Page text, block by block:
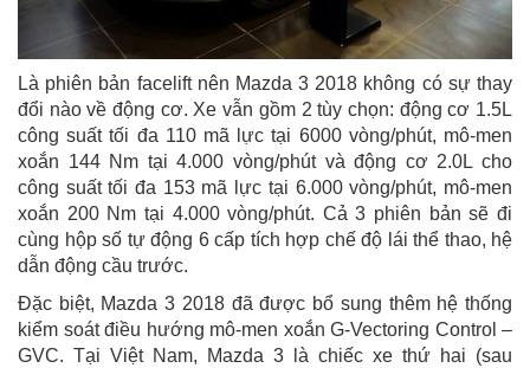
Là phiên bản facelift nên Mazda 3 2018 không có sự thay
đổi nào về động cơ. Xe vẫn gồm 2 tùy chọn: động cơ 1.5L
công suất tối đa 110 mã lực tại 6000 vòng/phút, mô-men
xoắn 144 Nm tại 4.000 vòng/phút và động cơ 2.0L cho
công suất tối đa 153 mã lực tại 6.000 vòng/phút, mô-men
xoắn 200 Nm tại 4.000 vòng/phút. Cả 3 phiên bản sẽ đi
cùng hộp số tự động 6 cấp tích hợp chế độ lái thể thao, hệ
dẫn động cầu trước.
Đặc biệt, Mazda 3 2018 đã được bổ sung thêm hệ thống
kiểm soát điều hướng mô-men xoắn G-Vectoring Control –
GVC. Tại Việt Nam, Mazda 3 là chiếc xe thứ hai (sau